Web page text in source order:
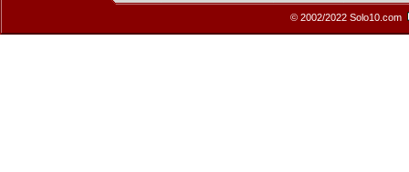
© 2002/2022 Solo10.com